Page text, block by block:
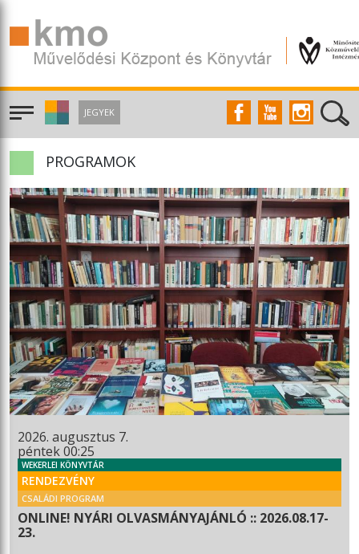
JEGYEK
PROGRAMOK
2026. augusztus 7.
péntek 00:25
WEKERLEI KÖNYVTÁR
RENDEZVÉNY
CSALÁDI PROGRAM
ONLINE! NYÁRI OLVASMÁNYAJÁNLÓ :: 2026.08.17-
23.